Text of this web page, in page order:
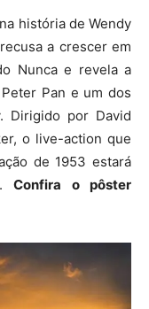
história de Wendy
a crescer em
Nunca e revela a
Pan e um dos
Dirigido por David
o live-action que
de 1953 estará
Confira o pôster